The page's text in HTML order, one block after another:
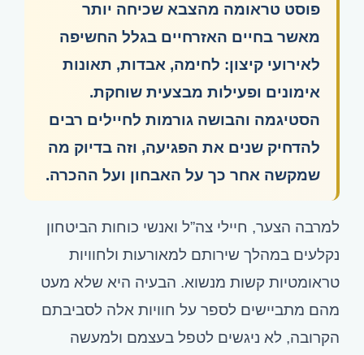
פוסט טראומה מהצבא שכיחה יותר
מאשר בחיים האזרחיים בגלל החשיפה
לאירועי קיצון: לחימה, אבדות, תאונות
אימונים ופעילות מבצעית שוחקת.
הסטיגמה והבושה גורמות לחיילים רבים
להדחיק שנים את הפגיעה, וזה בדיוק מה
שמקשה אחר כך על האבחון ועל ההכרה.
למרבה הצער, חיילי צה”ל ואנשי כוחות הביטחון
נקלעים במהלך שירותם למאורעות ולחוויות
טראומטיות קשות מנשוא. הבעיה היא שלא מעט
מהם מתביישים לספר על חוויות אלה לסביבתם
הקרובה, לא ניגשים לטפל בעצמם ולמעשה